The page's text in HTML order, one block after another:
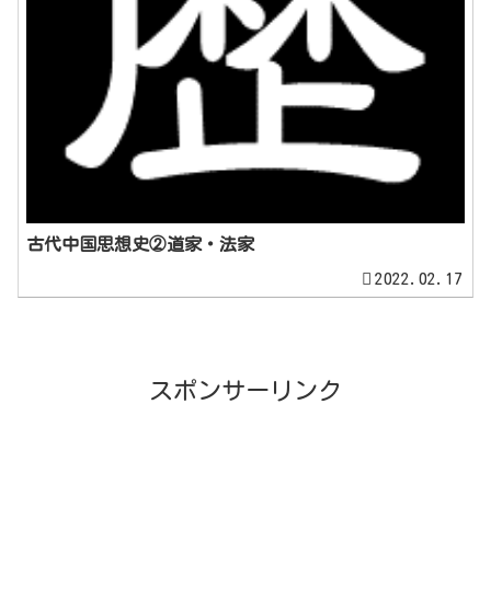
古代中国思想史②道家・法家
2022.02.17
スポンサーリンク